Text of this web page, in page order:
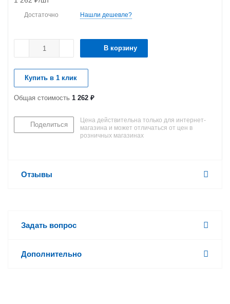
Достаточно Нашли дешевле?
В корзину
Купить в 1 клик
Общая стоимость 1 262 ₽
Поделиться
Цена действительна только для интернет-
магазина и может отличаться от цен в
розничных магазинах
Отзывы
Задать вопрос
Дополнительно